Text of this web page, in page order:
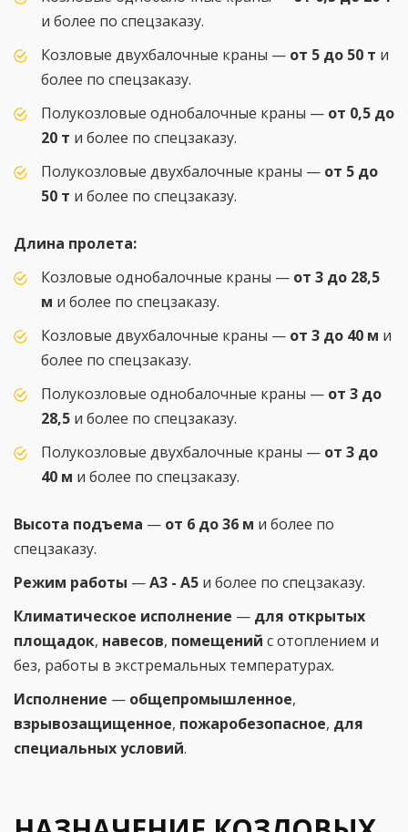
и более по спецзаказу.
Козловые двухбалочные краны — от 5 до 50 т и
более по спецзаказу.
Полукозловые однобалочные краны — от 0,5 до
20 т и более по спецзаказу.
Полукозловые двухбалочные краны — от 5 до
50 т и более по спецзаказу.
Длина пролета:
Козловые однобалочные краны — от 3 до 28,5
м и более по спецзаказу.
Козловые двухбалочные краны — от 3 до 40 м и
более по спецзаказу.
Полукозловые однобалочные краны — от 3 до
28,5 и более по спецзаказу.
Полукозловые двухбалочные краны — от 3 до
40 м и более по спецзаказу.
Высота подъема — от 6 до 36 м и более по
спецзаказу.
Режим работы —А3 - А5 и более по спецзаказу.
Климатическое исполнение — для открытых
площадок, навесов, помещений с отоплением и
без, работы в экстремальных температурах.
Исполнение — общепромышленное,
взрывозащищенное, пожаробезопасное, для
специальных условий.